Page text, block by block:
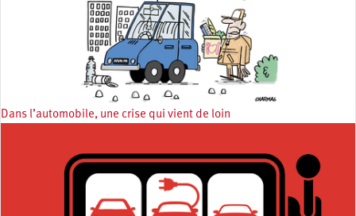
Dans l’automobile, une crise qui vient de loin